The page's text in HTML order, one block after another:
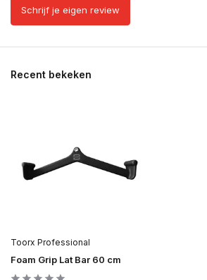
Schrijf je eigen review
Recent bekeken
Toorx Professional
Foam Grip Lat Bar 60 cm